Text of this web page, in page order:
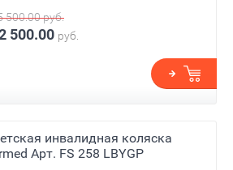
500.00руб.
500.00 руб.
инвалидная коляска
Арт. FS 258 LBYGP